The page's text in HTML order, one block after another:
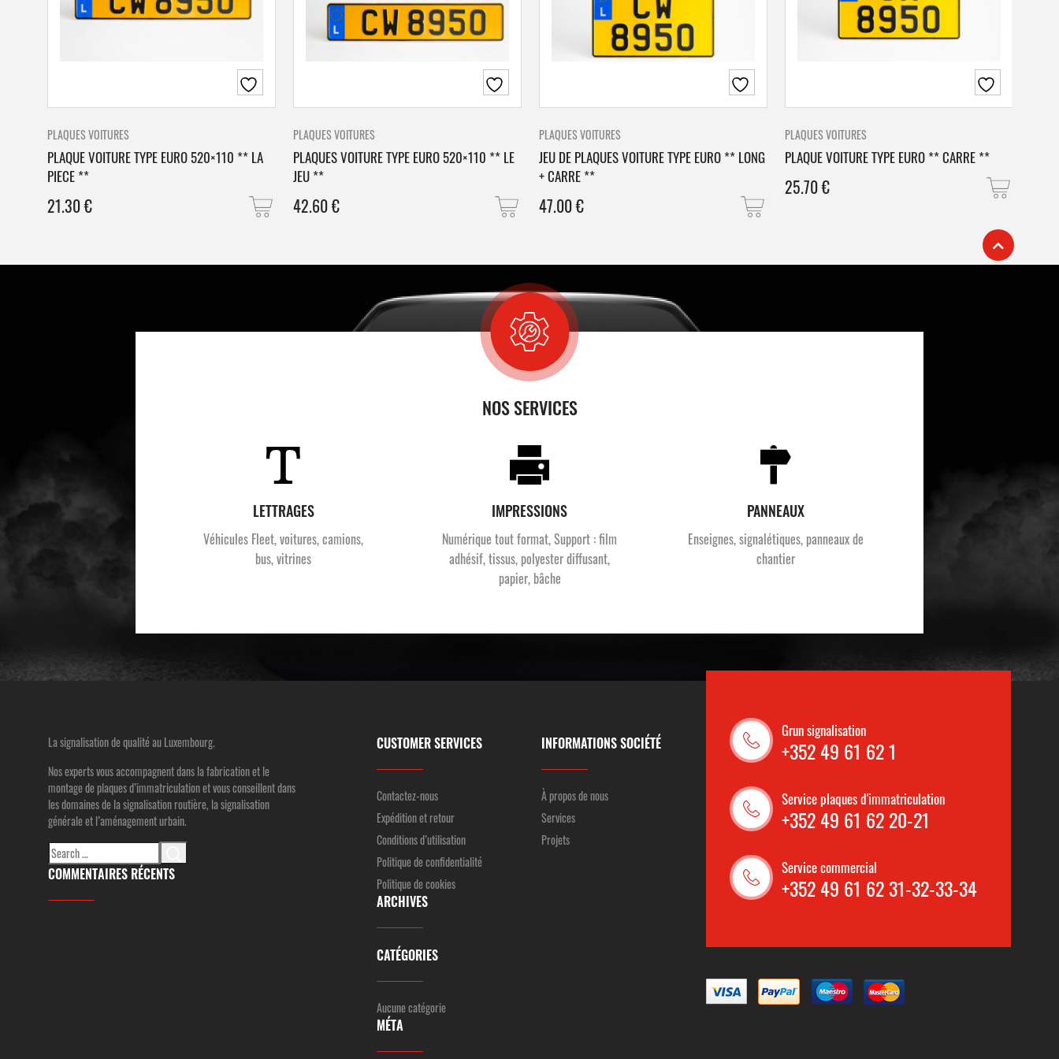
PLAQUES VOITURES
PLAQUE VOITURE TYPE EURO 520×110 ** LA
PIECE **
21.30€
PLAQUES VOITURES
PLAQUES VOITURE TYPE EURO 520×110 ** LE
JEU **
42.60€
PLAQUES VOITURES
JEU DE PLAQUES VOITURE TYPE EURO ** LONG
+ CARRE **
47.00€
PLAQUES VOITURES
PLAQUE VOITURE TYPE EURO ** CARRE **
25.70€
NOS SERVICES
LETTRAGES
Véhicules Fleet, voitures, camions,
bus, vitrines
IMPRESSIONS
Numérique tout format, Support : film
adhésif, tissus, polyester diffusant,
papier, bâche
PANNEAUX
Enseignes, signalétiques, panneaux de
chantier
La signalisation de qualité au Luxembourg.
Nos experts vous accompagnent dans la fabrication et le
montage de plaques d’immatriculation et vous conseillent dans
les domaines de la signalisation routière, la signalisation
générale et l’aménagement urbain.
Search
for:
COMMENTAIRES RÉCENTS
CUSTOMER SERVICES
Contactez-nous
Expédition et retour
Conditions d’utilisation
Politique de confidentialité
Politique de cookies
ARCHIVES
CATÉGORIES
Aucune catégorie
MÉTA
INFORMATIONS SOCIÉTÉ
À propos de nous
Services
Projets
Grun signalisation
+352 49 61 62 1
Service plaques d'immatriculation
+352 49 61 62 20-21
Service commercial
+352 49 61 62 31-32-33-34